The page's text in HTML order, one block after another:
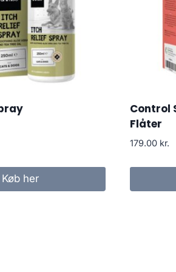
Køb her
Control
Flåter
179.00 kr.